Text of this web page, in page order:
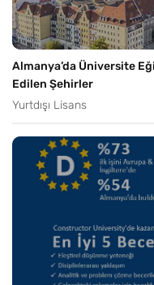
Almanya’da Üniversite
Edilen Şehirler
Yurtdışı Lisans